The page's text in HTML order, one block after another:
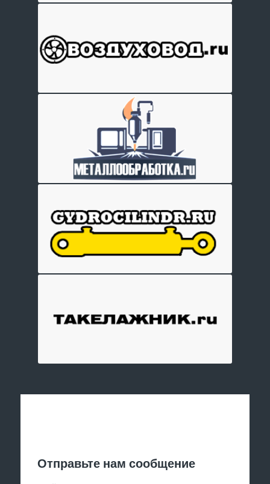
Отправьте нам сообщение